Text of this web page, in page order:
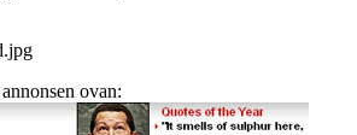
ovan: